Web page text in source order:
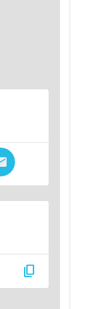
content_copy